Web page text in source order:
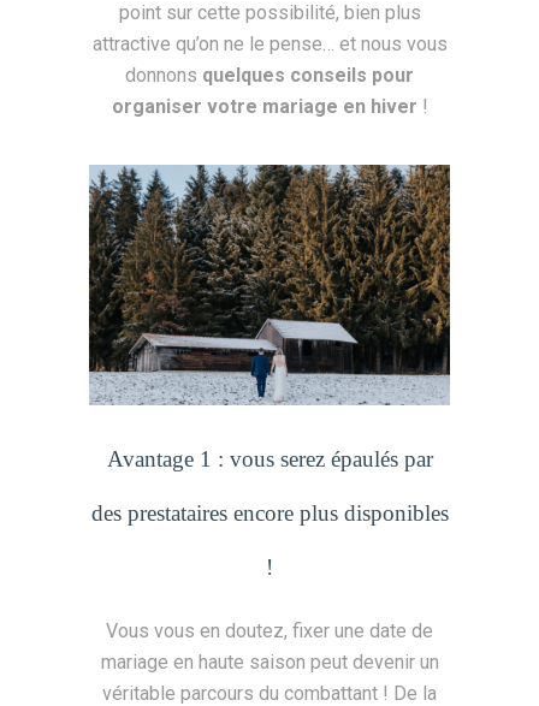
point sur cette possibilité, bien plus
attractive qu’on ne le pense… et nous vous
donnons quelques conseils pour
organiser votre mariage en hiver !
Avantage 1 : vous serez épaulés par
des prestataires encore plus disponibles
!
Vous vous en doutez, fixer une date de
mariage en haute saison peut devenir un
véritable parcours du combattant ! De la